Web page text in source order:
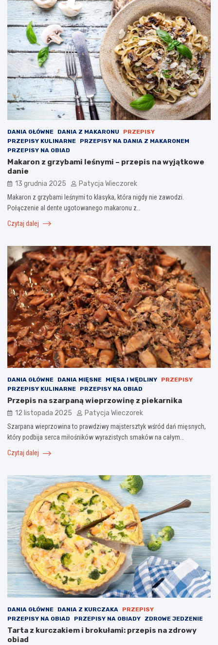
DANIA GŁÓWNE DANIA Z MAKARONU
PRZEPISY
PRZEPISY KULINARNE
PRZEPISY NA DANIA Z MAKARONEM
PRZEPISY NA OBIAD
Makaron z grzybami leśnymi – przepis na wyjątkowe
danie
13 grudnia 2025 Patycja Wieczorek
Makaron z grzybami leśnymi to klasyka, która nigdy nie zawodzi.
Połączenie al dente ugotowanego makaronu z…
Czytaj dalej
DANIA GŁÓWNE DANIA MIĘSNE MIĘSA I WĘDLINY
PRZEPISY
PRZEPISY KULINARNE
PRZEPISY NA OBIAD
Przepis na szarpaną wieprzowinę z piekarnika
12 listopada 2025 Patycja Wieczorek
Szarpana wieprzowina to prawdziwy majstersztyk wśród dań mięsnych,
który podbija serca miłośników wyrazistych smaków na całym…
Czytaj dalej
DANIA GŁÓWNE DANIA Z KURCZAKA
PRZEPISY
PRZEPISY NA OBIAD
PRZEPISY NA OBIADY ZDROWE JEDZENIE
Tarta z kurczakiem i brokułami: przepis na zdrowy
obiad